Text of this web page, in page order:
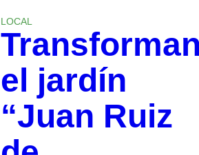
LOCAL
el jardín
“Juan Ruiz